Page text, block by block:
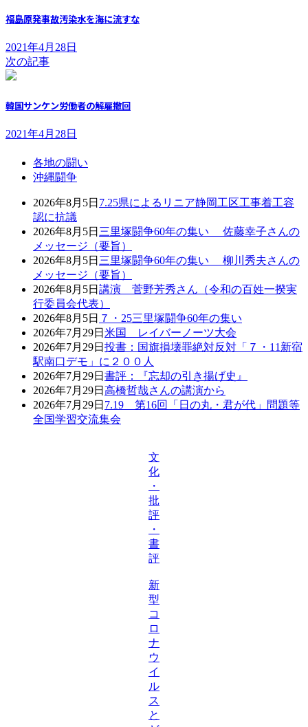
福島原発事故汚染水を海に流すな
2021年4月28日
次の記事
韓国サンケン労働者の解雇撤回
2021年4月28日
各地の闘い
沖縄闘争
2026年8月5日 7.25県によるリニア静岡工区工事着工容
認に抗議
2026年8月5日 三里塚闘争60年の集い 佐藤幸子さんの
メッセージ（要旨）
2026年8月5日 三里塚闘争60年の集い 柳川秀夫さんの
メッセージ（要旨）
2026年8月5日 講演 菅野芳秀さん（令和の百姓一揆実
行委員会代表）
2026年8月5日 ７・25三里塚闘争60年の集い
2026年7月29日 米国 レイバーノーツ大会
2026年7月29日 投書：国旗損壊罪絶対反対「７・11新宿
駅南口デモ」に２００人
2026年7月29日 書評：『忘却の引き揚げ史』
2026年7月29日 高橋哲哉さんの講演から
2026年7月29日 7.19 第16回「日の丸・君が代」問題等
全国学習交流集会
文
化
・
批
評
・
書
評
新
型
コ
ロ
ナ
ウ
イ
ル
ス
と